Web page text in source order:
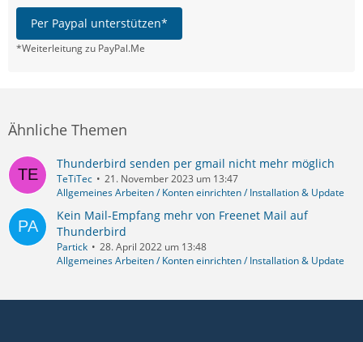
Per Paypal unterstützen*
*Weiterleitung zu PayPal.Me
Ähnliche Themen
Thunderbird senden per gmail nicht mehr möglich
TeTiTec
21. November 2023 um 13:47
Allgemeines Arbeiten / Konten einrichten / Installation & Update
Kein Mail-Empfang mehr von Freenet Mail auf
Thunderbird
Partick
28. April 2022 um 13:48
Allgemeines Arbeiten / Konten einrichten / Installation & Update